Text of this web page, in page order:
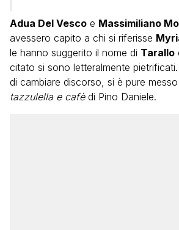
Adua Del Vesco e Massimiliano
avessero capito a chi si riferisse
le hanno suggerito il nome di Tarallo
citato si sono letteralmente pietrificati.
di cambiare discorso, si è pure
tazzulella e cafèdi Pino Daniele.